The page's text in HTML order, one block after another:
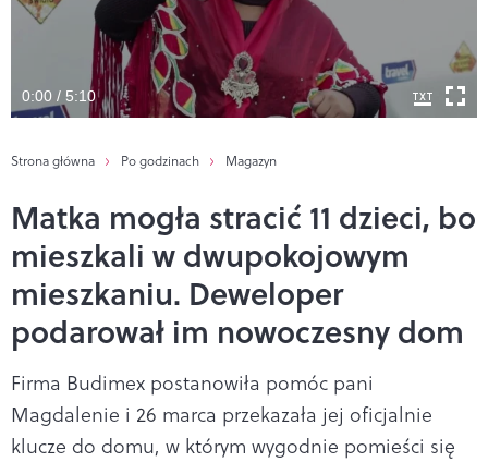
0:00 / 5:10
Strona główna Po godzinach Magazyn
Matka mogła stracić 11 dzieci, bo
mieszkali w dwupokojowym
mieszkaniu. Deweloper
podarował im nowoczesny dom
Firma Budimex postanowiła pomóc pani
Magdalenie i 26 marca przekazała jej oficjalnie
klucze do domu, w którym wygodnie pomieści się